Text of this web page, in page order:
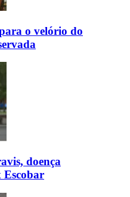
o velório do
doença
Escobar